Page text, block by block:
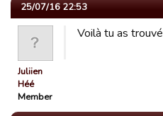
25/07/16 22:53
Juliien
Héé
Member
Voilà tu as trouvé